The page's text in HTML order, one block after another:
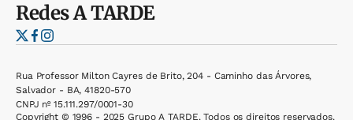
RedesA TARDE
Rua Professor Milton Cayres de Brito, 204 - Caminho das Árvores,
Salvador - BA, 41820-570
CNPJ nº 15.111.297/0001-30
Copyright © 1996 - 2025 Grupo A TARDE. Todos os direitos reservados.